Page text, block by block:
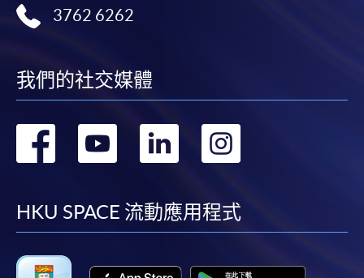
3762 6262
我們的社交媒體
轉
facebook
轉
youtube
轉
linkedin
HKU SPACE 流動應用程式